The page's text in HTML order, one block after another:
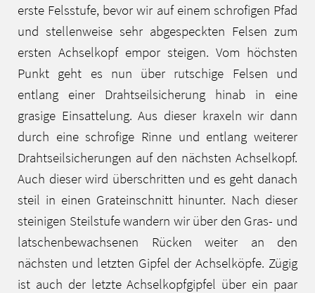
erste Felsstufe, bevor wir auf einem schrofigen Pfad
und stellenweise sehr abgespeckten Felsen zum
ersten Achselkopf empor steigen. Vom höchsten
Punkt geht es nun über rutschige Felsen und
entlang einer Drahtseilsicherung hinab in eine
grasige Einsattelung. Aus dieser kraxeln wir dann
durch eine schrofige Rinne und entlang weiterer
Drahtseilsicherungen auf den nächsten Achselkopf.
Auch dieser wird überschritten und es geht danach
steil in einen Grateinschnitt hinunter. Nach dieser
steinigen Steilstufe wandern wir über den Gras- und
latschenbewachsenen Rücken weiter an den
nächsten und letzten Gipfel der Achselköpfe. Zügig
ist auch der letzte Achselkopfgipfel über ein paar